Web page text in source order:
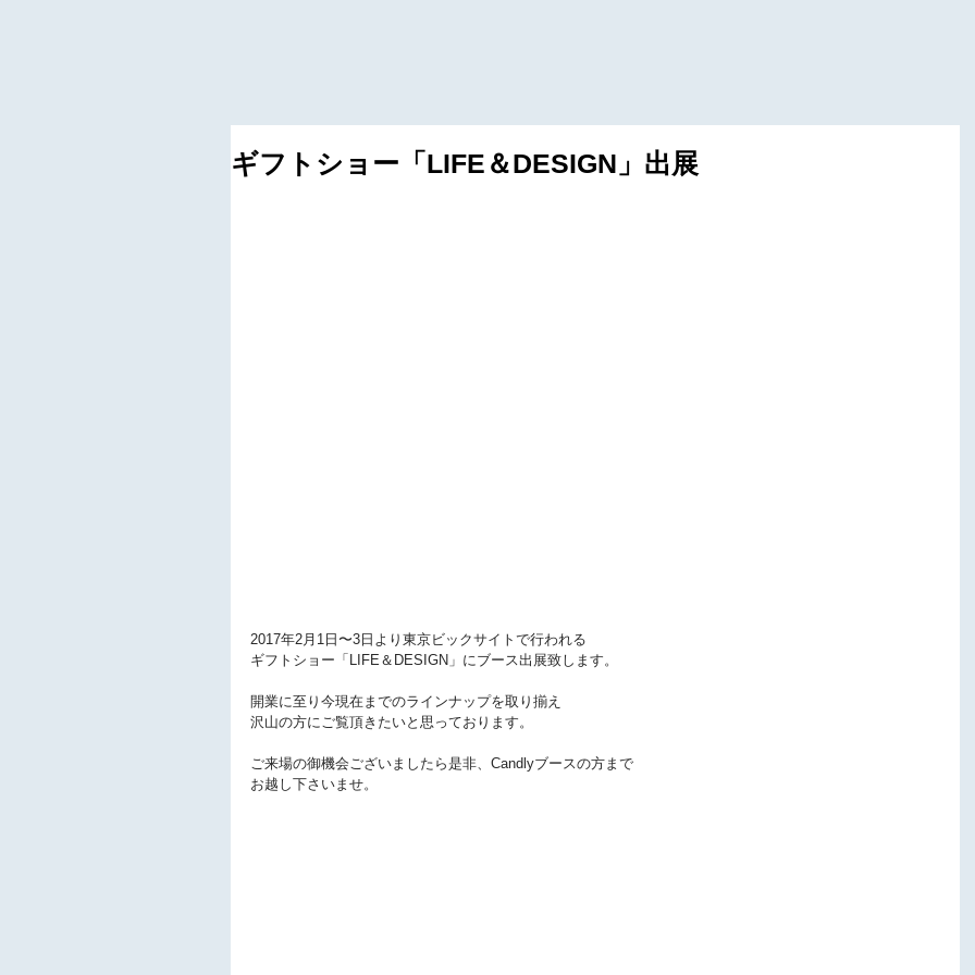
ギフトショー「LIFE＆DESIGN」出展
2017年2月1日〜3日より東京ビックサイトで行われる
ギフトショー「LIFE＆DESIGN」にブース出展致します。
開業に至り今現在までのラインナップを取り揃え
沢山の方にご覧頂きたいと思っております。
ご来場の御機会ございましたら是非、Candlyブースの方まで
お越し下さいませ。